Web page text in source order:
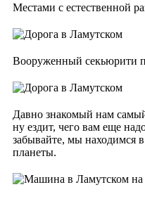
Местами с естественной
Вооруженный секьюрити
Давно знакомый нам
ну ездит, чего вам еще
забывайте, мы находимся
планеты.